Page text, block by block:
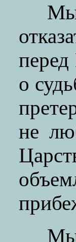
Мы
о
не
Мы